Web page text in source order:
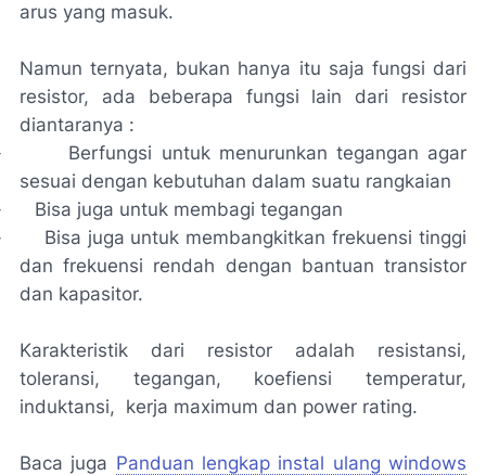
arus yang masuk.
Namun ternyata, bukan hanya itu saja fungsi dari
resistor, ada beberapa fungsi lain dari resistor
diantaranya :
Berfungsi untuk menurunkan tegangan agar
sesuai dengan kebutuhan dalam suatu rangkaian
Bisa juga untuk membagi tegangan
Bisa juga untuk membangkitkan frekuensi tinggi
dan frekuensi rendah dengan bantuan transistor
dan kapasitor.
Karakteristik dari resistor adalah resistansi,
toleransi, tegangan, koefiensi temperatur,
induktansi, kerja maximum dan power rating.
Baca juga Panduan lengkap instal ulang windows